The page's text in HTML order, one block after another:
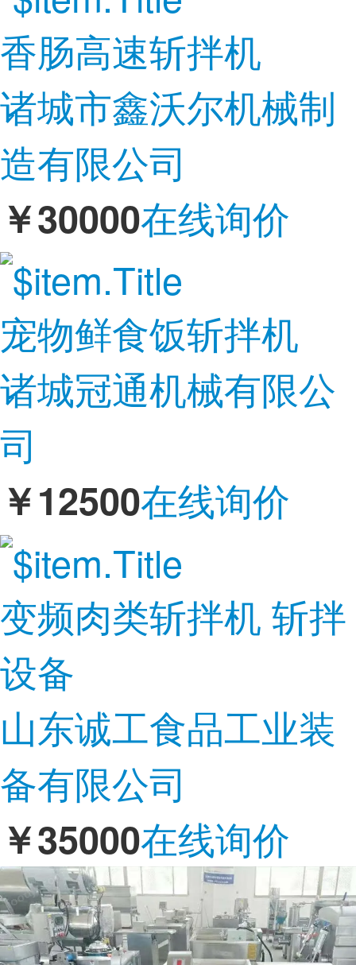
香肠高速斩拌机
诸城市鑫沃尔机械制
造有限公司
￥30000在线询价
宠物鲜食饭斩拌机
诸城冠通机械有限公
司
￥12500在线询价
变频肉类斩拌机 斩拌
设备
山东诚工食品工业装
备有限公司
￥35000在线询价